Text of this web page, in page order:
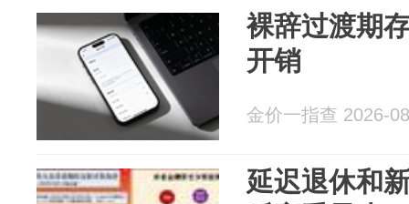
裸辞过渡期
开销
金价一指查 2026-
延迟退休和